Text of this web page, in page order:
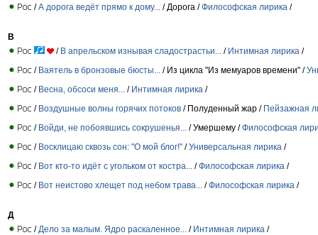
/А дорога ведёт прямо к дому... / Дорога /Философская лирика /
В
/ В апрельском изнывая сладострастьи... / Интимная лирика /
/ Ваятель в бронзовые бюсты... / Из цикла "Из мемуаров времени" /
/ Весна, обсоси меня... / Интимная лирика /
/ Воздушные волны горячих потоков / Полуденный жар / Пейзажная
/ Войди, не побоявшись сокрушенья... / Умершему /Философская
/ Восклицаю сквозь сон: "О мой блог!" /Универсальная лирика /
/ Вот кто-то идёт с угольком от костра... /Философская лирика /
/ Вот неистово хлещет под небом трава... /Философская лирика /
Д
/ Дело за малым. Ядро раскаленное... / Интимная лирика /